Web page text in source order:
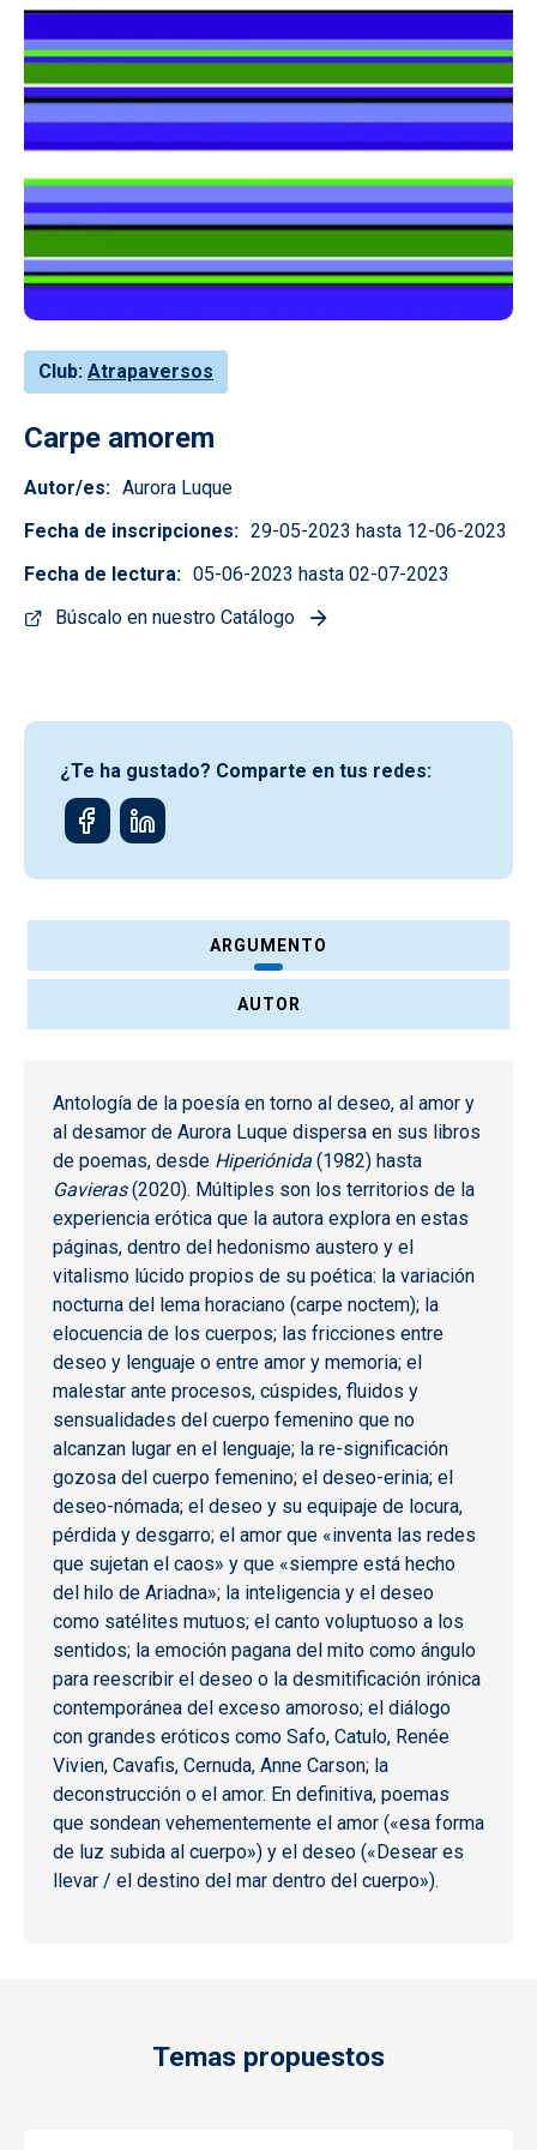
Club Atrapaversos
Carpe amorem
Autor/es
Aurora Luque
Fecha de inscripciones
29-05-2023 hasta 12-06-2023
Fecha de lectura
05-06-2023 hasta 02-07-2023
Búscalo en nuestro Catálogo
¿Te ha gustado? Comparte en tus redes:
ARGUMENTO
AUTOR
Antología de la poesía en torno al deseo, al amor y
al desamor de Aurora Luque dispersa en sus libros
de poemas, desde Hiperiónida (1982) hasta
Gavieras(2020). Múltiples son los territorios de la
experiencia erótica que la autora explora en estas
páginas, dentro del hedonismo austero y el
vitalismo lúcido propios de su poética: la variación
nocturna del lema horaciano (carpe noctem); la
elocuencia de los cuerpos; las fricciones entre
deseo y lenguaje o entre amor y memoria; el
malestar ante procesos, cúspides, fluidos y
sensualidades del cuerpo femenino que no
alcanzan lugar en el lenguaje; la re-significación
gozosa del cuerpo femenino; el deseo-erinia; el
deseo-nómada; el deseo y su equipaje de locura,
pérdida y desgarro; el amor que «inventa las redes
que sujetan el caos» y que «siempre está hecho
del hilo de Ariadna»; la inteligencia y el deseo
como satélites mutuos; el canto voluptuoso a los
sentidos; la emoción pagana del mito como ángulo
para reescribir el deseo o la desmitificación irónica
contemporánea del exceso amoroso; el diálogo
con grandes eróticos como Safo, Catulo, Renée
Vivien, Cavafis, Cernuda, Anne Carson; la
deconstrucción o el amor. En definitiva, poemas
que sondean vehementemente el amor («esa forma
de luz subida al cuerpo») y el deseo («Desear es
llevar / el destino del mar dentro del cuerpo»).
Temas propuestos